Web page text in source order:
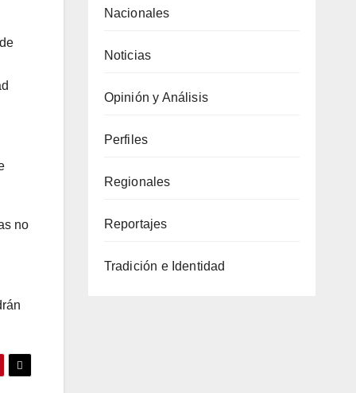
no
Nacionales
Noticias
Opinión y Análisis
Perfiles
Regionales
Reportajes
Tradición e Identidad